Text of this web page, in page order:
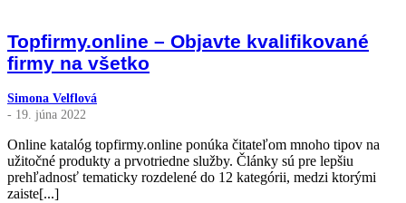
Topfirmy.online – Objavte kvalifikované
firmy na všetko
Simona Velflová
- 19. júna 2022
Online katalóg topfirmy.online ponúka čitateľom mnoho tipov na
užitočné produkty a prvotriedne služby. Články sú pre lepšiu
prehľadnosť tematicky rozdelené do 12 kategórii, medzi ktorými
zaiste[...]